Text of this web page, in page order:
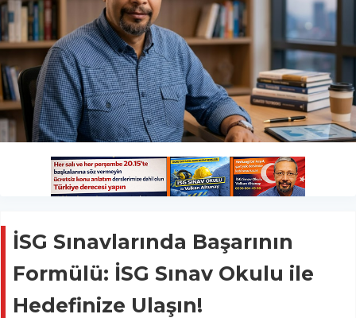
İSG Sınavlarında Başarının
Formülü: İSG Sınav Okulu ile
Hedefinize Ulaşın!